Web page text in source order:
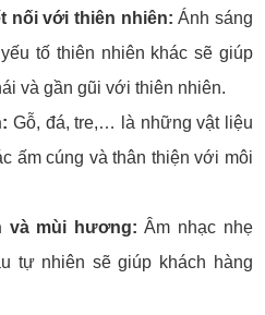
nối với thiên nhiên: Ánh sáng
tố thiên nhiên khác sẽ giúp
và gần gũi với thiên nhiên.
Gỗ, đá, tre,… là những vật liệu
ấm cúng và thân thiện với môi
và mùi hương: Âm nhạc nhẹ
tự nhiên sẽ giúp khách hàng